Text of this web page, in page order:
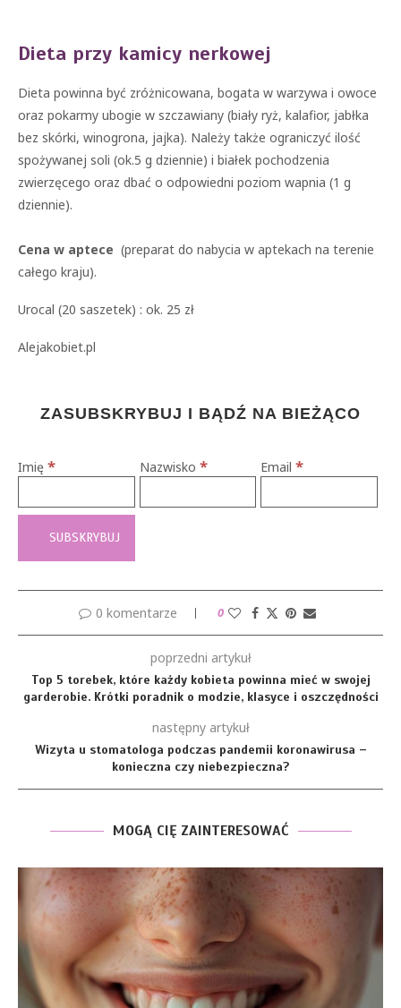
Dieta przy kamicy nerkowej
Dieta powinna być zróżnicowana, bogata w warzywa i owoce
oraz pokarmy ubogie w szczawiany (biały ryż, kalafior, jabłka
bez skórki, winogrona, jajka). Należy także ograniczyć ilość
spożywanej soli (ok.5 g dziennie) i białek pochodzenia
zwierzęcego oraz dbać o odpowiedni poziom wapnia (1 g
dziennie).
Cena w aptece (preparat do nabycia w aptekach na terenie
całego kraju).
Urocal (20 saszetek) : ok. 25 zł
Alejakobiet.pl
ZASUBSKRYBUJ I BĄDŹ NA BIEŻĄCO
Imię * Nazwisko * Email*
0 komentarze 0
poprzedni artykuł
Top 5 torebek, które każdy kobieta powinna mieć w swojej
garderobie. Krótki poradnik o modzie, klasyce i oszczędności
następny artykuł
Wizyta u stomatologa podczas pandemii koronawirusa –
konieczna czy niebezpieczna?
MOGĄ CIĘ ZAINTERESOWAĆ